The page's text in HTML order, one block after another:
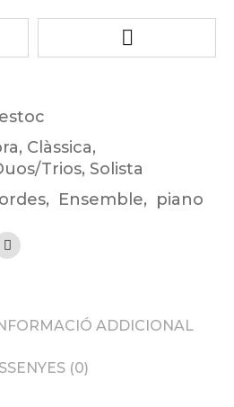
, Clàssica,
Trios, Solista
, Ensemble, piano
ADDICIONAL
(0)